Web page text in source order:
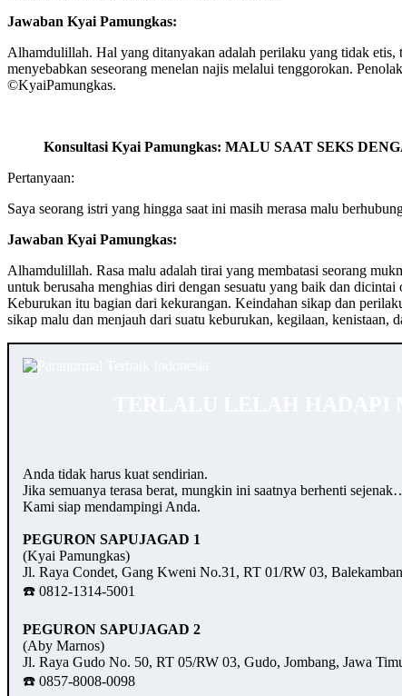
Jawaban Kyai Pamungkas:
Alhamdulillah. Hal yang ditanyakan adalah perilaku yang tidak etis,
menyebabkan seseorang menelan najis melalui tenggorokan.
©️KyaiPamungkas.
Konsultasi Kyai Pamungkas: MALU SAAT SEKS
Pertanyaan:
Saya seorang istri yang hingga saat ini masih merasa malu
Jawaban Kyai Pamungkas:
Alhamdulillah. Rasa malu adalah tirai yang membatasi seorang
untuk berusaha menghias diri dengan sesuatu yang baik dan
Keburukan itu bagian dari kekurangan. Keindahan sikap dan
sikap malu dan menjauh dari suatu keburukan, kegilaan, kenistaan,
Anda tidak harus kuat sendirian.
Jika semuanya terasa berat, mungkin ini saatnya berhenti
Kami siap mendampingi Anda.
PEGURON SAPUJAGAD 1
(Kyai Pamungkas)
Jl. Raya Condet, Gang Kweni No.31, RT 01/RW 03,
☎️ 0812-1314-5001
PEGURON SAPUJAGAD 2
(Aby Marnos)
Jl. Raya Gudo No. 50, RT 05/RW 03, Gudo, Jombang, Jawa
☎️ 0857-8008-0098